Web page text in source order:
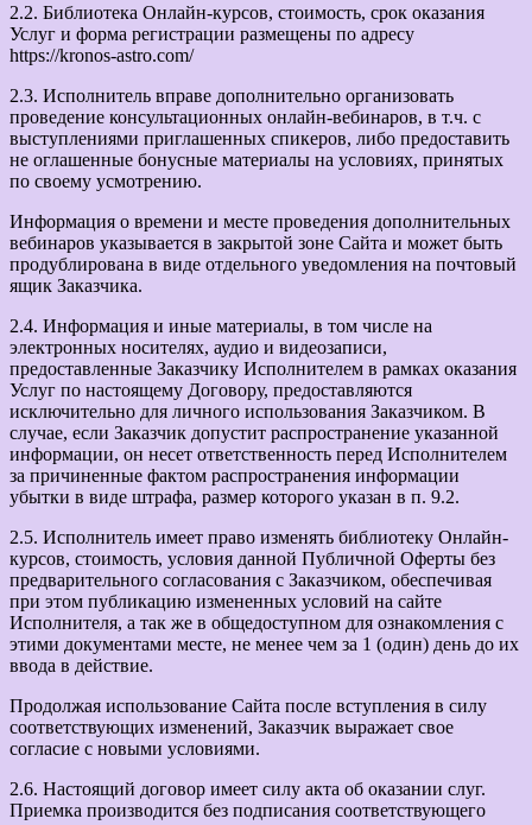
2.2. Библиотека Онлайн-курсов, стоимость, срок оказания
Услуг и форма регистрации размещены по адресу
https://kronos-astro.com/
2.3. Исполнитель вправе дополнительно организовать
проведение консультационных онлайн-вебинаров, в т.ч. с
выступлениями приглашенных спикеров, либо предоставить
не оглашенные бонусные материалы на условиях, принятых
по своему усмотрению.
Информация о времени и месте проведения дополнительных
вебинаров указывается в закрытой зоне Сайта и может быть
продублирована в виде отдельного уведомления на почтовый
ящик Заказчика.
2.4. Информация и иные материалы, в том числе на
электронных носителях, аудио и видеозаписи,
предоставленные Заказчику Исполнителем в рамках оказания
Услуг по настоящему Договору, предоставляются
исключительно для личного использования Заказчиком. В
случае, если Заказчик допустит распространение указанной
информации, он несет ответственность перед Исполнителем
за причиненные фактом распространения информации
убытки в виде штрафа, размер которого указан в п. 9.2.
2.5. Исполнитель имеет право изменять библиотеку Онлайн-
курсов, стоимость, условия данной Публичной Оферты без
предварительного согласования с Заказчиком, обеспечивая
при этом публикацию измененных условий на сайте
Исполнителя, а так же в общедоступном для ознакомления с
этими документами месте, не менее чем за 1 (один) день до их
ввода в действие.
Продолжая использование Сайта после вступления в силу
соответствующих изменений, Заказчик выражает свое
согласие с новыми условиями.
2.6. Настоящий договор имеет силу акта об оказании слуг.
Приемка производится без подписания соответствующего